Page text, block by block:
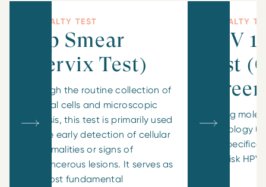
SPECIALTY TEST
Pap Smear
(Cervix Test)
Through the routine collection of
cervical cells and microscopic
analysis, this test is primarily used
for the early detection of cellular
abnormalities or signs of
precancerous lesions. It serves as
the most fundamental
SPECIALTY
HPV
Test
Utilizing
technology
test
high-risk